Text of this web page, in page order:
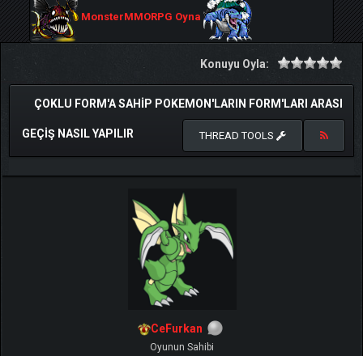
MonsterMMORPG Oyna
Konuyu Oyla:
ÇOKLU FORM'A SAHIP POKEMON'LARIN FORM'LARI ARASI
GEÇIŞ NASIL YAPILIR THREAD TOOLS
CeFurkan
Oyunun Sahibi